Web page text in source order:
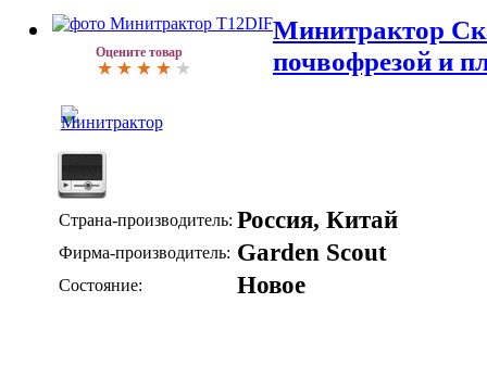
Оцените товар
Минитрактор
почвофрезой и
Страна-производитель: Россия, Китай
Фирма-производитель: Garden Scout
Состояние: Новое